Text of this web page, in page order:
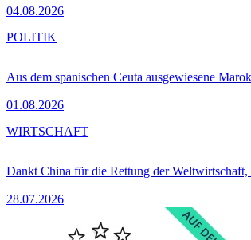
04.08.2026
Aus dem spanischen Ceuta ausgewiesene
01.08.2026
POLITIK
Dankt China für die Rettung der
28.07.2026
WIRTSCHAFT